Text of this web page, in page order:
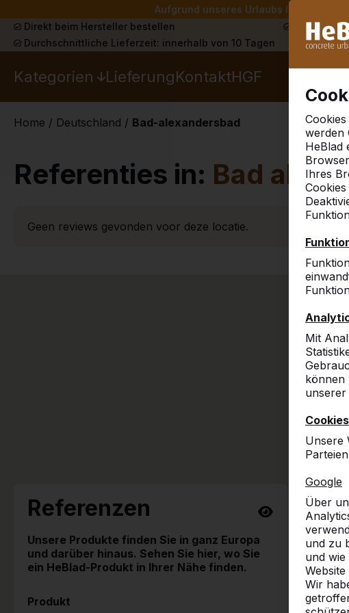
Aufgrund unseres Urlaubs liefern wir
werden
HeBlad
Ihres
Mit
können
unserer
Unsere
Google
Über
und zu
und
Website
Wir
Direkt beim Hersteller bestellen Schon
Durchschnittliche Lieferzeit: innerhalb von 10 Tagen
Kategorien LieferungKontaktHGF
Home / Deutschland / Bad-alexandersbad
Referenties in: Bad
Geen reviews gevonden voor deze locatie.
Referenzen
Unsere Produkte finden Sie in ganz Europa
und darüber hinaus. Sehen Sie hier, wo Sie
ein HeBlad-Produkt in Ihrer Nähe finden.
Produkt